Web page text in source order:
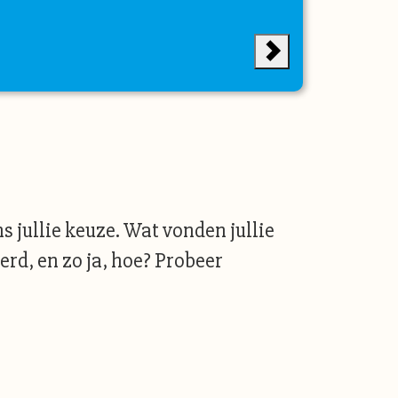
jullie keuze. Wat vonden jullie
en zo ja, hoe? Probeer